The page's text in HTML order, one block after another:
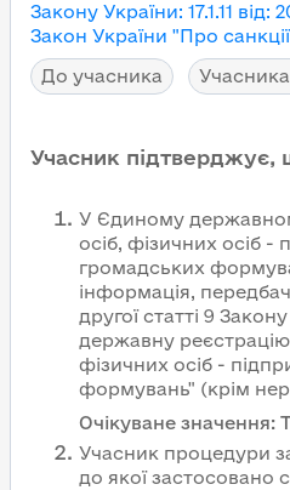
Закону України: 17.1.11 від:
Закон України "Про
До учасника
Учасник підтверджує,
У Єдиному
осіб, фізичних осіб -
громадських
інформація,
другої статті 9
державну
фізичних осіб -
формувань" (крім
Очікуване значення:
Учасник процедури
до якої застосовано